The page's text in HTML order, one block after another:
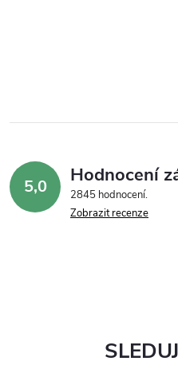
5,0 Hodnocení
2845 hodnocení
Zobrazit recenze